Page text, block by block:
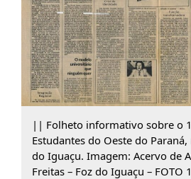
|| Folheto informativo sobre o
Estudantes do Oeste do
do Iguaçu. Imagem: Acervo de
Freitas – Foz do Iguaçu – FOTO